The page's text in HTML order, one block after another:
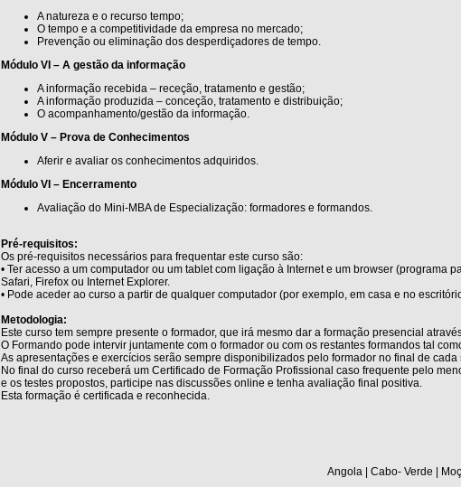
A natureza e o recurso tempo;
O tempo e a competitividade da empresa no mercado;
Prevenção ou eliminação dos desperdiçadores de tempo.
Módulo VI – A gestão da informação
A informação recebida – receção, tratamento e gestão;
A informação produzida – conceção, tratamento e distribuição;
O acompanhamento/gestão da informação.
Módulo V – Prova de Conhecimentos
Aferir e avaliar os conhecimentos adquiridos.
Módulo VI – Encerramento
Avaliação do Mini-MBA de Especialização: formadores e formandos.
Pré-requisitos:
Os pré-requisitos necessários para frequentar este curso são:
• Ter acesso a um computador ou um tablet com ligação à Internet e um browser (programa
Safari, Firefox ou Internet Explorer.
• Pode aceder ao curso a partir de qualquer computador (por exemplo, em casa e no
Metodologia:
Este curso tem sempre presente o formador, que irá mesmo dar a formação presencial
O Formando pode intervir juntamente com o formador ou com os restantes formandos tal
As apresentações e exercícios serão sempre disponibilizados pelo formador no final de cada
No final do curso receberá um Certificado de Formação Profissional caso frequente pelo
e os testes propostos, participe nas discussões online e tenha avaliação final positiva.
Esta formação é certificada e reconhecida.
Angola | Cabo- Verde |